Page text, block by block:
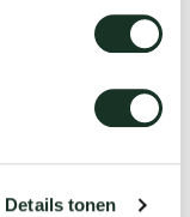
Details tonen